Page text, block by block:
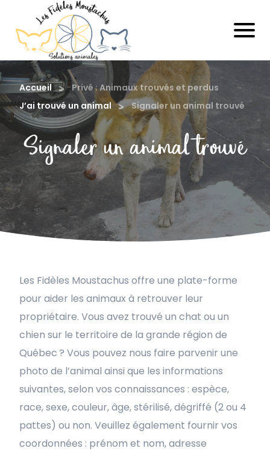
Accueil
Privé : Animaux trouvés et perdus
J’ai trouvé un animal
Signaler un animal trouvé
Signaler un animal trouvé
Les Fidèles Moustachus offre une plate-forme
pour aider les animaux à retrouver leur
propriétaire. Vous avez trouvé un chat ou un
chien sur le territoire de la grande région de
Québec? Vous pouvez nous faire parvenir une
photo de l’animal ainsi que les informations
suivantes, selon vos connaissances : espèce,
race, sexe, couleur, âge, stérilisé, dégriffé (2 ou 4
pattes) ou non. Veuillez également fournir vos
coordonnées : prénom et nom, adresse